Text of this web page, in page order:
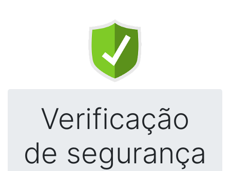
Verificação
de segurança